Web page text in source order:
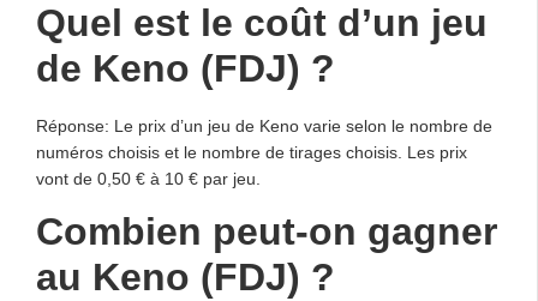
Quel est le coût d’un jeu
de Keno (FDJ) ?
Réponse: Le prix d’un jeu de Keno varie selon le nombre de
numéros choisis et le nombre de tirages choisis. Les prix
vont de 0,50 € à 10 € par jeu.
Combien peut-on gagner
au Keno (FDJ) ?